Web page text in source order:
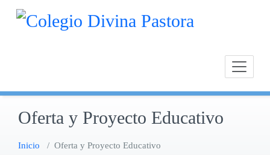
Saltar
Oferta y Proyecto Educativo
Inicio / Oferta y Proyecto Educativo